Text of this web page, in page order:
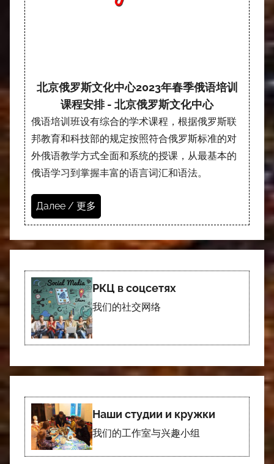
北京俄罗斯文化中心2023年春季俄语培训
课程安排 - 北京俄罗斯文化中心
俄语培训班设有综合的学术课程，根据俄罗斯联
邦教育和科技部的规定按照符合俄罗斯标准的对
外俄语教学方式全面和系统的授课，从最基本的
俄语学习到掌握丰富的语言词汇和语法。
Далее / 更多
РКЦ в соцсетях
我们的社交网络
Наши студии и кружки
我们的工作室与兴趣小组